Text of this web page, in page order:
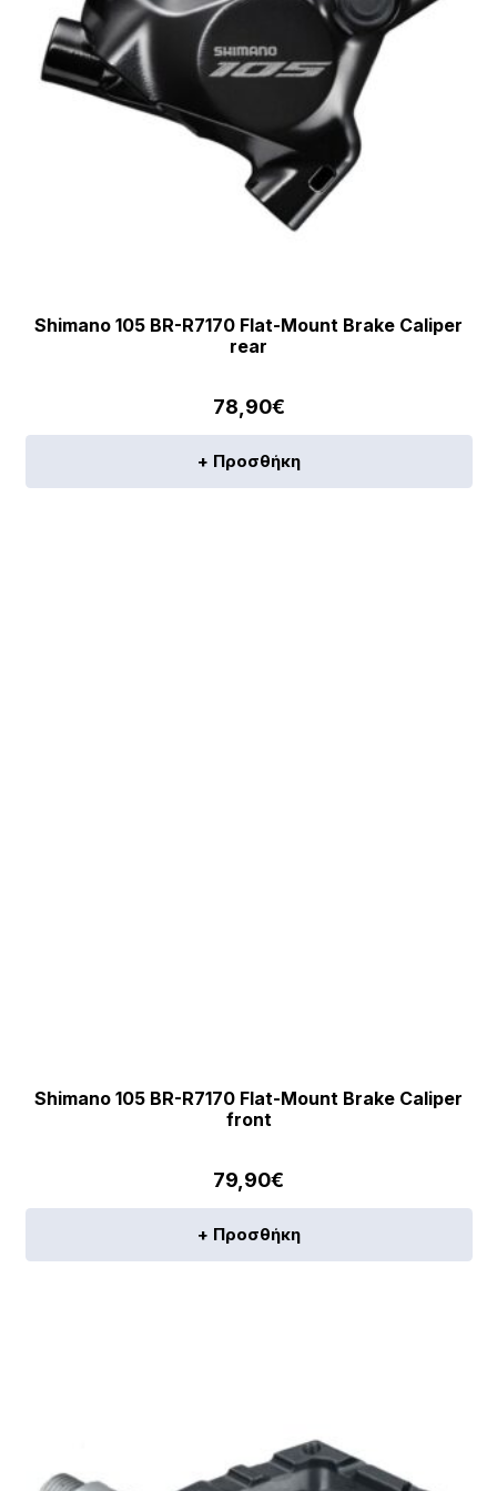
Shimano 105 BR-R7170 Flat-Mount Brake Caliper
rear
78,90€
+ Προσθήκη
Shimano 105 BR-R7170 Flat-Mount Brake Caliper
front
79,90€
+ Προσθήκη